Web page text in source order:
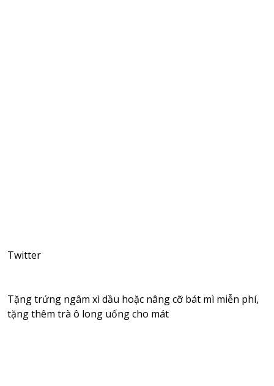
Twitter
Tặng trứng ngâm xì dầu hoặc nâng cỡ bát mì miễn phí,
tặng thêm trà ô long uống cho mát